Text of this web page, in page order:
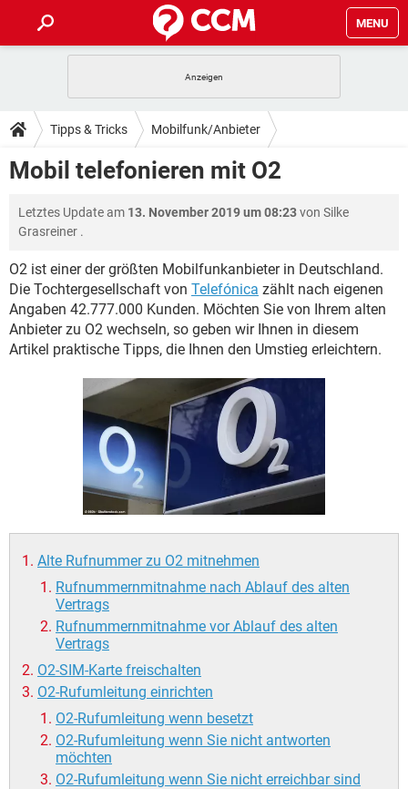
MENU
ANDROID IOS
WINDOWS 10 INSTAGRAM
FACEBOOK
TIPPS & TRICKS
SPIELE STREAMING
ANDROID IOS
WINDOWS 10 INSTAGRAM
FACEBOOK HARDWARE
DOWNLOADS
ANDROID
WHATSAPP TIKTOK
FACEBOOK HARDWARE
FORUM
ANDROID IOS
WINDOWS 10 INSTAGRAM
WHATSAPP TIKTOK
SPIELE STREAMING
ANDROID
WINDOWS 10 INSTAGRAM
TIKTOK
HARDWARE
Tipps & Tricks Mobilfunk/Anbieter
Mobil telefonieren mit O2
Letztes Update am 13. November 2019 um 08:23von Silke
Grasreiner .
O2 ist einer der größten Mobilfunkanbieter in Deutschland.
Die Tochtergesellschaft von Telefónica zählt nach eigenen
Angaben 42.777.000 Kunden. Möchten Sie von Ihrem alten
Anbieter zu O2 wechseln, so geben wir Ihnen in diesem
Artikel praktische Tipps, die Ihnen den Umstieg erleichtern.
Alte Rufnummer zu O2 mitnehmen
Rufnummernmitnahme nach Ablauf des alten
Vertrags
Rufnummernmitnahme vor Ablauf des alten
Vertrags
O2-SIM-Karte freischalten
O2-Rufumleitung einrichten
O2-Rufumleitung wenn besetzt
O2-Rufumleitung wenn Sie nicht antworten
möchten
O2-Rufumleitung wenn Sie nicht erreichbar sind